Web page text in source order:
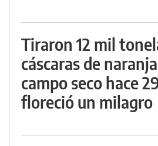
Tiraron 12 mil
cáscaras de
campo seco hace
floreció un milagro